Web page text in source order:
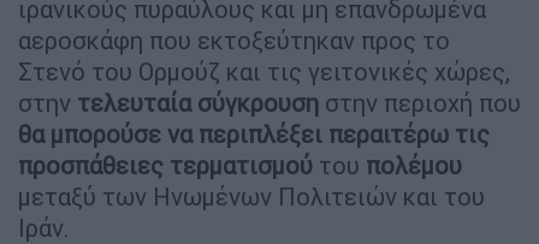
ιρανικούς πυραύλους και μη επανδρωμένα
αεροσκάφη που εκτοξεύτηκαν προς το
Στενό του Ορμούζ και τις γειτονικές χώρες,
στην τελευταία σύγκρουση στην περιοχή που
θα μπορούσε να περιπλέξει περαιτέρω τις
προσπάθειες τερματισμού του πολέμου
μεταξύ των Ηνωμένων Πολιτειών και του
Ιράν.